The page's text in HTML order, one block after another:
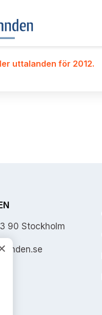
uttalanden för 2012.
90 Stockholm